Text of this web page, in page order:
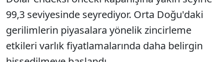
99,3 seviyesinde seyrediyor. Orta Doğu'daki
gerilimlerin piyasalara yönelik zincirleme
etkileri varlık fiyatlamalarında daha belirgin